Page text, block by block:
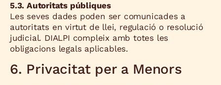
5.3. Autoritats públiques
Les seves dades poden ser comunicades a
autoritats en virtut de llei, regulació o resolució
judicial. DIALPI compleix amb totes les
obligacions legals aplicables.
6. Privacitat per a Menors